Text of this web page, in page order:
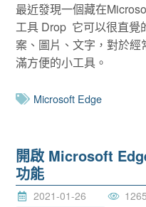
最近發現一個藏在
工具 Drop 它可以很直覺
案、圖片、文字，對於
滿方便的小工具。
Microsoft Edge
開啟 Microsoft
功能
2021-01-26